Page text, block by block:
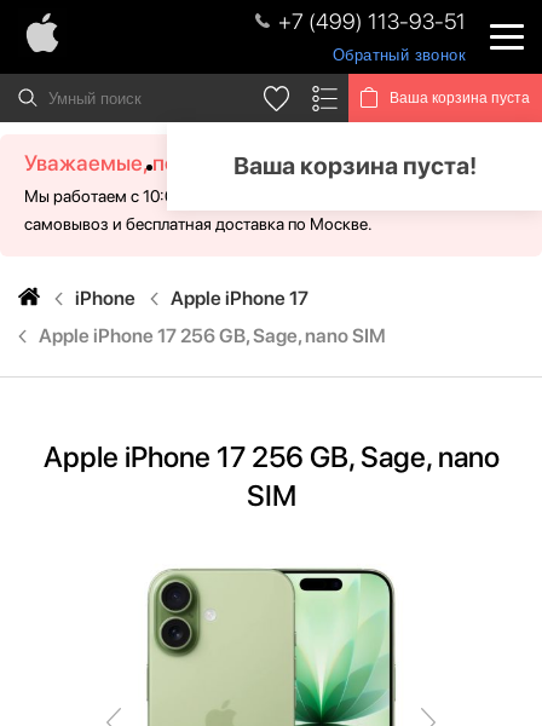
+7 (499) 113-93-51
Обратный звонок
Ваша корзина пуста
Ваша корзина пуста!
Уважаемые, посетители!
Мы работаем с 10:00 - 21:00 без выходных. Для Вас доступен
самовывоз и бесплатная доставка по Москве.
iPhone
Apple iPhone 17
Apple iPhone 17 256 GB, Sage, nano SIM
Apple iPhone 17 256 GB, Sage, nano
SIM